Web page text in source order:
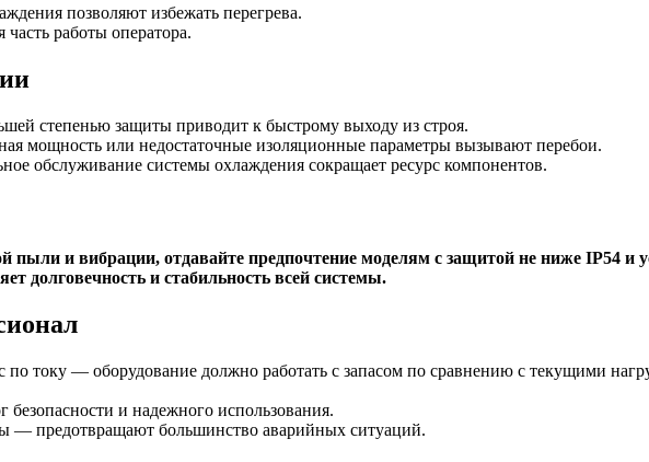
позволяют избежать перегрева.
работы оператора.
степенью защиты приводит к быстрому выходу из строя.
мощность или недостаточные изоляционные параметры вызывают перебои.
обслуживание системы охлаждения сокращает ресурс компонентов.
пыли и вибрации, отдавайте предпочтение моделям с защитой не ниже IP54 и
долговечность и стабильность всей системы.
току — оборудование должно работать с запасом по сравнению с текущими
безопасности и надежного использования.
— предотвращают большинство аварийных ситуаций.